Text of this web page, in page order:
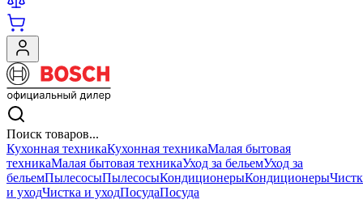
Поиск товаров...
Кухонная техникаКухонная техникаМалая бытовая
техникаМалая бытовая техникаУход за бельемУход за
бельемПылесосыПылесосыКондиционерыКондиционеры
и уходЧистка и уходПосудаПосуда